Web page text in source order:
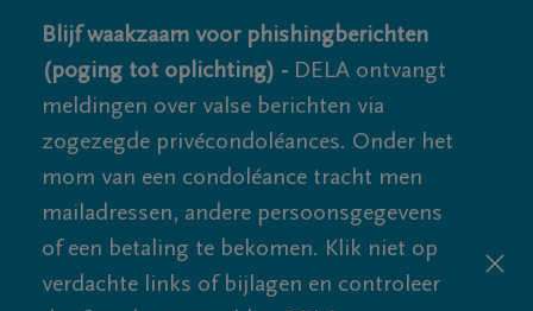
Blijf waakzaam voor phishingberichten
(poging tot oplichting) - DELA ontvangt
meldingen over valse berichten via
zogezegde privécondoléances. Onder het
mom van een condoléance tracht men
mailadressen, andere persoonsgegevens
of een betaling te bekomen. Klik niet op
verdachte links of bijlagen en controleer